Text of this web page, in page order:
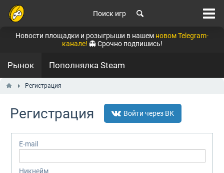
Поиск игр
Новости площадки и розыгрыши в нашем новом Telegram-
канале! 👻 Срочно подпишись!
Рынок Пополнялка Steam
Регистрация
Регистрация Войти через ВК
E-mail
Никнейм